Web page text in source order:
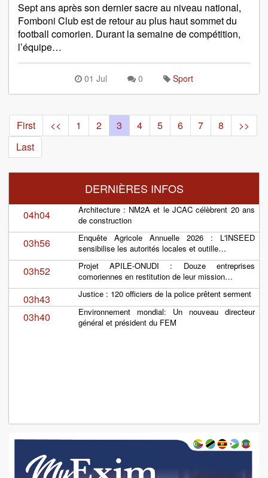
Sept ans après son dernier sacre au niveau national,
Fomboni Club est de retour au plus haut sommet du
football comorien. Durant la semaine de compétition,
l’équipe…
01 Jul 0 Sport
First << 1 2 3 4 5 6 7 8
>>
Last
DERNIÈRES INFOS
04h04
Architecture : NM2A et le JCAC célèbrent 20 ans
de construction
03h56
Enquête Agricole Annuelle 2026 : L'INSEED
sensibilise les autorités locales et outille…
03h52
Projet APILE-ONUDI : Douze entreprises
comoriennes en restitution de leur mission…
03h43 Justice : 120 officiers de la police prêtent serment
03h40
Environnement mondial: Un nouveau directeur
général et président du FEM